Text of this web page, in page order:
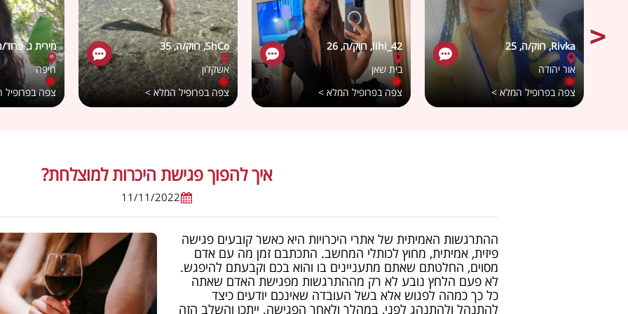
מירית ג, פרוד/
חיפה
צפה בפרופיל
ShCo, רווק/ה, 35
אשקלון
צפה בפרופיל המלא >
lihi_42, רווק/ה, 26
בית שאן
צפה בפרופיל המלא >
Rivka, רווק/ה, 25
אור יהודה
צפה בפרופיל המלא >
איך להפוך פגישת היכרות למוצלחת?
11/11/2022
ההתרגשות האמיתית של אתרי היכרויות היא כאשר קובעים פגישה
פיזית, אמיתית, מחוץ לכותלי המחשב. התכתבם זמן מה עם אדם
מסוים, החלטתם שאתם מתעניינים בו והוא בכם וקבעתם להיפגש.
לא פעם הלחץ נובע לא רק מההתרגשות מפגישת האדם שאתה
כל כך כמהה לפגוש אלא בשל העובדה שאינכם יודעים כיצד
להתנהל ולהתנהג לפני, במהלך ולאחר הפגישה. ייתכן והשלב הזה